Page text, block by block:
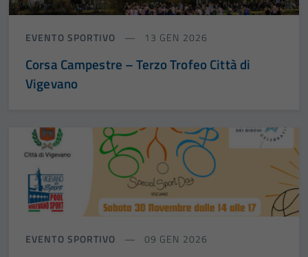
EVENTO SPORTIVO 13 GEN 2026
Corsa Campestre – Terzo Trofeo Città di
Vigevano
EVENTO SPORTIVO 09 GEN 2026